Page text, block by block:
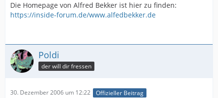
Die Homepage von Alfred Bekker ist hier zu finden:
https://inside-forum.de/www.alfedbekker.de
Poldi
der will dir fressen
30. Dezember 2006 um 12:22 Offizieller Beitrag